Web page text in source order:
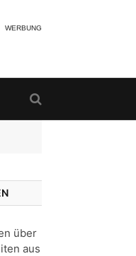
WERBUNG
über
aus